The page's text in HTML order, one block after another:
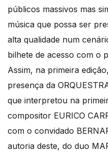
públicos massivos mas
música que possa ser
alta qualidade num
bilhete de acesso com o
Assim, na primeira
presença da
que interpretou na
compositor EURICO
com o convidado
autoria deste, do duo